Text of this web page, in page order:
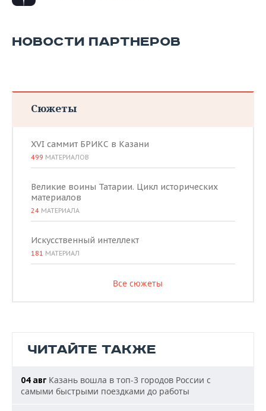
НОВОСТИ ПАРТНЕРОВ
Сюжеты
XVI саммит БРИКС в Казани
499 МАТЕРИАЛОВ
Великие воины Татарии. Цикл исторических
материалов
24 МАТЕРИАЛА
Искусственный интеллект
181 МАТЕРИАЛ
Все сюжеты
ЧИТАЙТЕ ТАКЖЕ
04 авг Казань вошла в топ-3 городов России с
самыми быстрыми поездками до работы